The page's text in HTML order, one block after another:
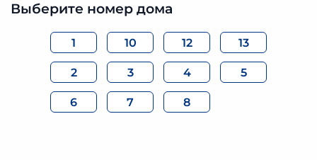
Выберите номер дома
1 10 12 13
2 3 4 5
6 7 8